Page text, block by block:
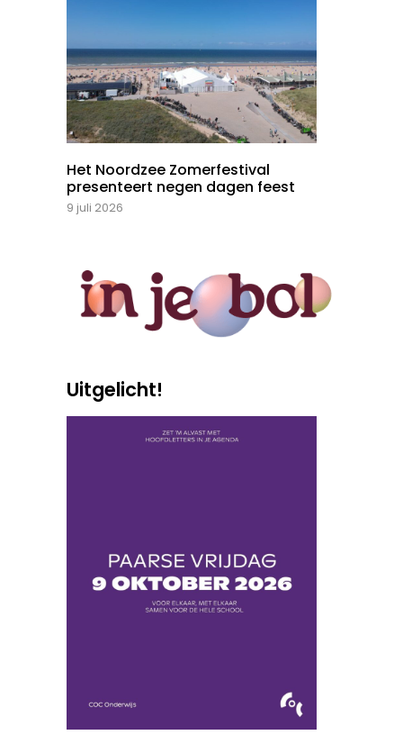
Het Noordzee Zomerfestival
presenteert negen dagen feest
9 juli 2026
Uitgelicht!